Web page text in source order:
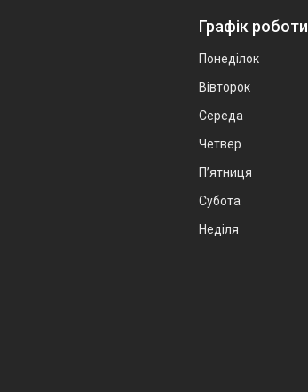
Графік роботи
Понеділок
Вівторок
Середа
Четвер
Пʼятниця
Субота
Неділя